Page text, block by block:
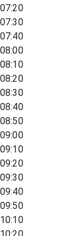
07:20
07:30
07:40
08:00
08:10
08:20
08:30
08:40
08:50
09:00
09:10
09:20
09:30
09:40
09:50
10:10
10:20